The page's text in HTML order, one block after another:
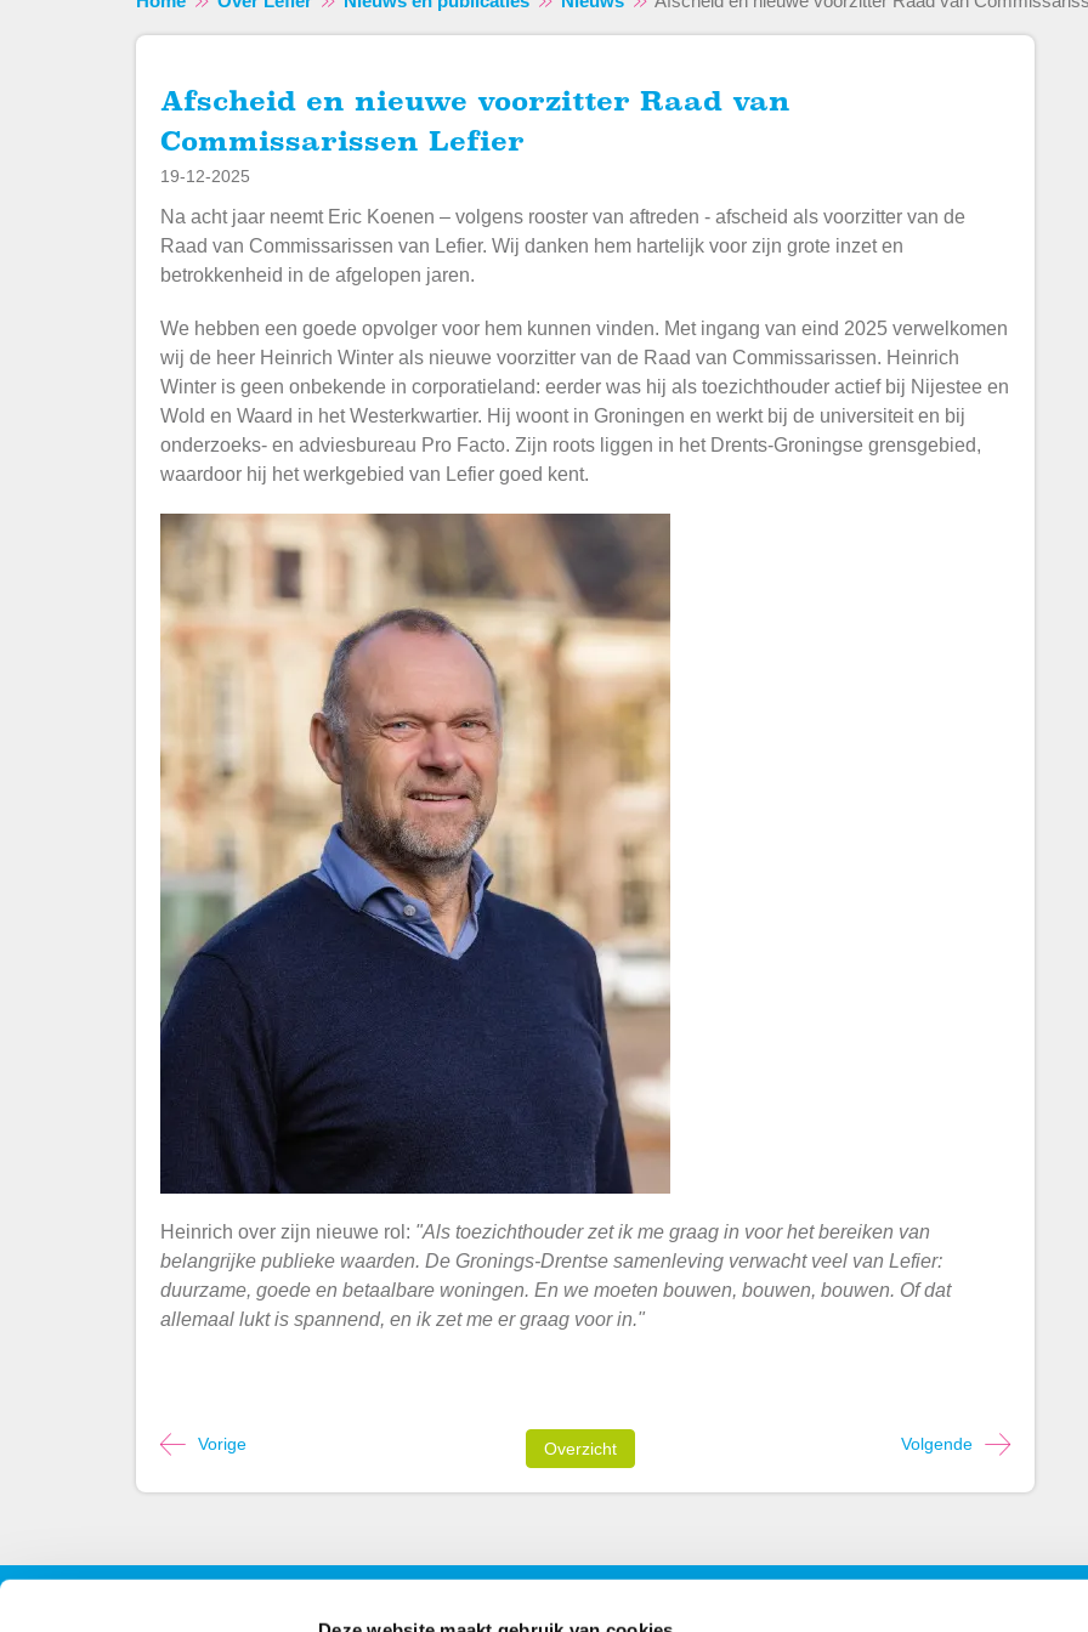
Afscheid en nieuwe voorzitter Raad van
Commissarissen Lefier
19-12-2025
Na acht jaar neemt Eric Koenen – volgens rooster van aftreden - afscheid als voorzitter van de
Raad van Commissarissen van Lefier. Wij danken hem hartelijk voor zijn grote inzet en
betrokkenheid in de afgelopen jaren.
We hebben een goede opvolger voor hem kunnen vinden. Met ingang van eind 2025 verwelkomen
wij de heer Heinrich Winter als nieuwe voorzitter van de Raad van Commissarissen. Heinrich
Winter is geen onbekende in corporatieland: eerder was hij als toezichthouder actief bij Nijestee en
Wold en Waard in het Westerkwartier. Hij woont in Groningen en werkt bij de universiteit en bij
onderzoeks- en adviesbureau Pro Facto. Zijn roots liggen in het Drents-Groningse grensgebied,
waardoor hij het werkgebied van Lefier goed kent.
Heinrich over zijn nieuwe rol: "Als toezichthouder zet ik me graag in voor het bereiken van
belangrijke publieke waarden. De Gronings-Drentse samenleving verwacht veel van Lefier:
duurzame, goede en betaalbare woningen. En we moeten bouwen, bouwen, bouwen. Of dat
allemaal lukt is spannend, en ik zet me er graag voor in."
Volgende
Overzicht
Vorige